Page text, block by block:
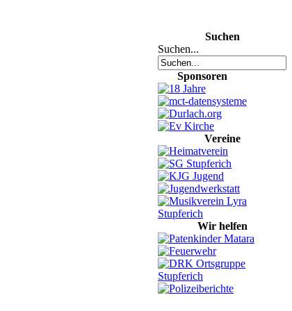
Suchen
Suchen...
Sponsoren
Vereine
Wir helfen